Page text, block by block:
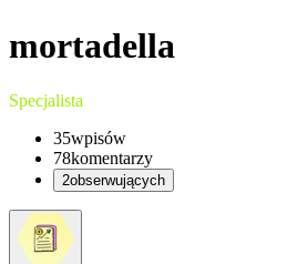
mortadella
Specjalista
35wpisów
78komentarzy
2obserwujących